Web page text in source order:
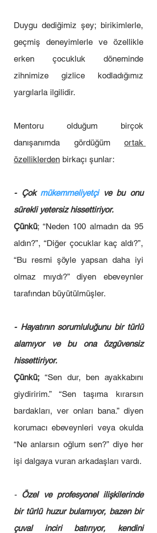
Duygu dediğimiz şey; birikimlerle,
geçmiş deneyimlerle ve özellikle
erken çocukluk döneminde
zihnimize gizlice kodladığımız
yargılarla ilgilidir.
Mentoru olduğum birçok
danışanımda gördüğüm ortak
özelliklerden birkaçı şunlar:
- Çok mükemmeliyetçi ve bu onu
sürekli yetersiz hissettiriyor.
Çünkü; “Neden 100 almadın da 95
aldın?”, “Diğer çocuklar kaç aldı?”,
“Bu resmi şöyle yapsan daha iyi
olmaz mıydı?” diyen ebeveynler
tarafından büyütülmüşler.
- Hayatının sorumluluğunu bir türlü
alamıyor ve bu ona özgüvensiz
hissettiriyor.
Çünkü; “Sen dur, ben ayakkabını
giydiririm.” “Sen taşıma kırarsın
bardakları, ver onları bana.” diyen
korumacı ebeveynleri veya okulda
“Ne anlarsın oğlum sen?” diye her
- Özel ve profesyonel ilişkilerinde
bir türlü huzur bulamıyor, bazen bir
çuval inciri batırıyor, kendini